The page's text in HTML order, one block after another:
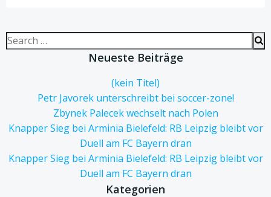
Search
for:
Neueste Beiträge
(kein Titel)
Petr Javorek unterschreibt bei soccer-zone!
Zbynek Palecek wechselt nach Polen
Knapper Sieg bei Arminia Bielefeld: RB Leipzig bleibt vor
Duell am FC Bayern dran
Knapper Sieg bei Arminia Bielefeld: RB Leipzig bleibt vor
Duell am FC Bayern dran
Kategorien